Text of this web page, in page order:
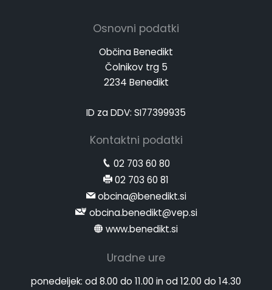
Osnovni podatki
Občina Benedikt
Čolnikov trg 5
2234 Benedikt
ID za DDV: SI77399935
Kontaktni podatki
02 703 60 80
02 703 60 81
obcina@benedikt.si
obcina.benedikt@vep.si
www.benedikt.si
Uradne ure
ponedeljek: od 8.00 do 11.00 in od 12.00 do 14.30